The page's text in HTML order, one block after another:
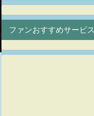
ファンおすすめサービス